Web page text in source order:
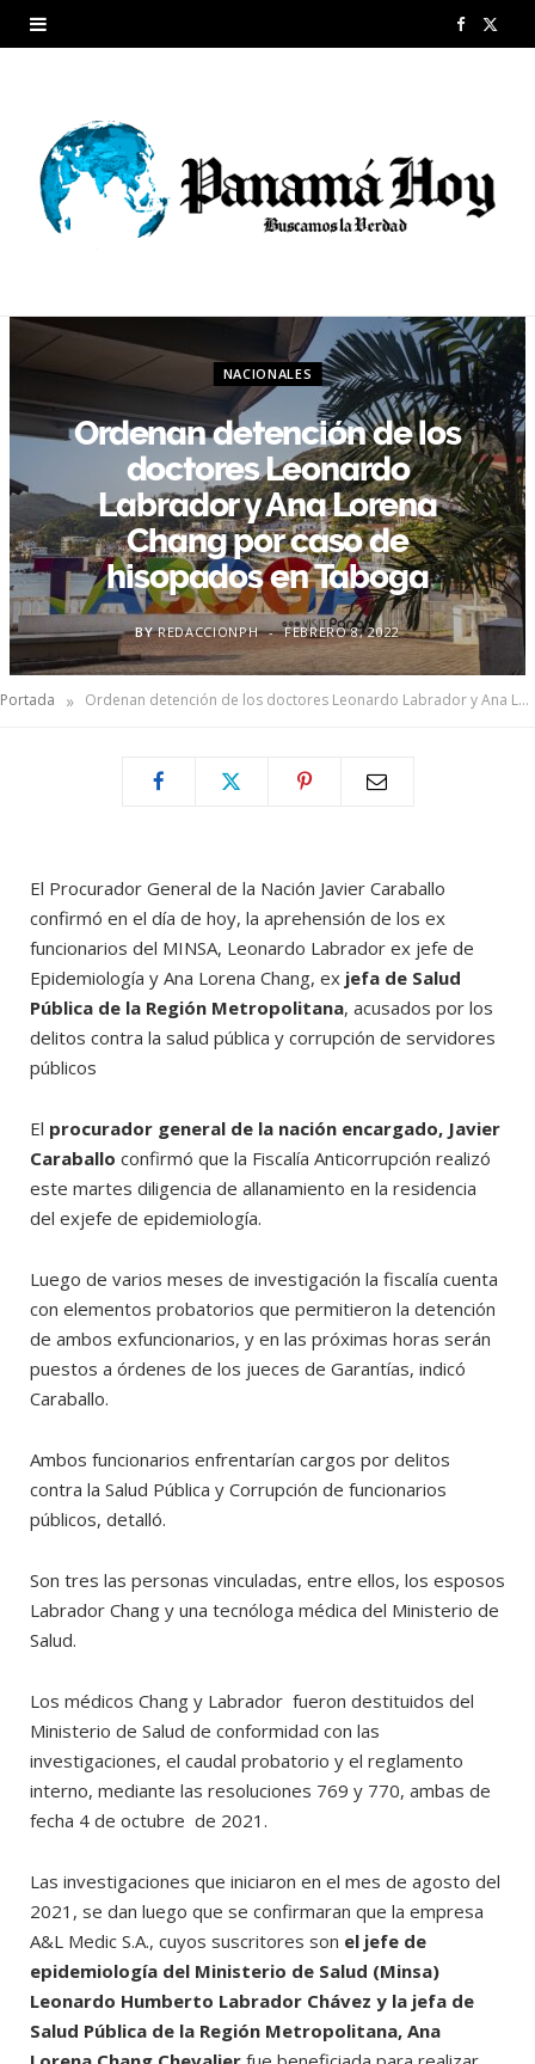
F
b
k e
r
)
NACIONALES
Ordenan detención de los
doctores Leonardo
Labrador y Ana Lorena
Chang por caso de
hisopados en Taboga
BY REDACCIONPH FEBRERO 8, 2022
Portada » Ordenan detención de los doctores Leonardo Labrador y Ana Lorena Chang por caso de hisopados en Taboga
El Procurador General de la Nación Javier Caraballo
confirmó en el día de hoy, la aprehensión de los ex
funcionarios del MINSA, Leonardo Labrador ex jefe de
Epidemiología y Ana Lorena Chang, ex jefa de Salud
Pública de la Región Metropolitana, acusados por los
delitos contra la salud pública y corrupción de servidores
públicos
El procurador general de la nación encargado, Javier
Caraballo confirmó que la Fiscalía Anticorrupción realizó
este martes diligencia de allanamiento en la residencia
del exjefe de epidemiología.
Luego de varios meses de investigación la fiscalía cuenta
con elementos probatorios que permitieron la detención
de ambos exfuncionarios, y en las próximas horas serán
puestos a órdenes de los jueces de Garantías, indicó
Caraballo.
Ambos funcionarios enfrentarían cargos por delitos
contra la Salud Pública y Corrupción de funcionarios
públicos, detalló.
Son tres las personas vinculadas, entre ellos, los esposos
Labrador Chang y una tecnóloga médica del Ministerio de
Salud.
Los médicos Chang y Labrador fueron destituidos del
Ministerio de Salud de conformidad con las
investigaciones, el caudal probatorio y el reglamento
interno, mediante las resoluciones 769 y 770, ambas de
fecha 4 de octubre de 2021.
Las investigaciones que iniciaron en el mes de agosto del
2021, se dan luego que se confirmaran que la empresa
A&L Medic S.A., cuyos suscritores son el jefe de
epidemiología del Ministerio de Salud (Minsa)
Leonardo Humberto Labrador Chávez y la jefa de
Salud Pública de la Región Metropolitana, Ana